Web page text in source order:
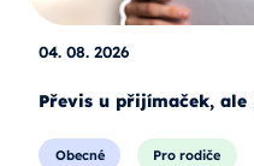
04. 08. 2026
Převis u přijímaček, ale
Obecné Pro rodiče